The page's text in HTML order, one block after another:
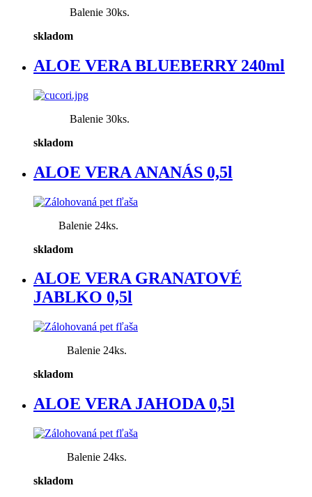
Balenie 30ks.
skladom
ALOE VERA BLUEBERRY 240ml
Balenie 30ks.
skladom
ALOE VERA ANANÁS 0,5l
Balenie 24ks.
skladom
ALOE VERA GRANATOVÉ
JABLKO 0,5l
Balenie 24ks.
skladom
ALOE VERA JAHODA 0,5l
Balenie 24ks.
skladom